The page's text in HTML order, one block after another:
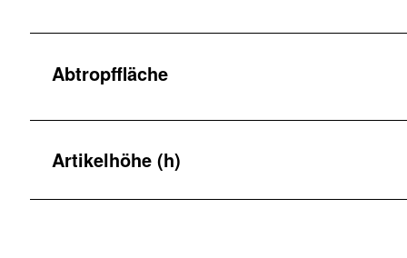
Abtropffläche
Artikelhöhe (h)